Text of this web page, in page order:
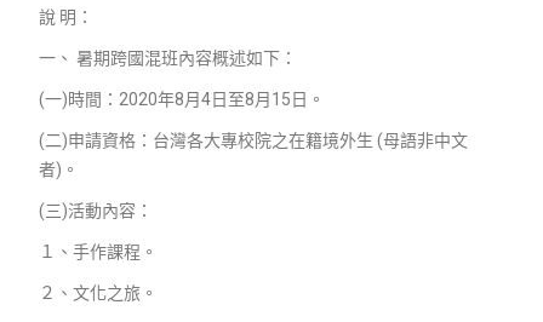
說 明：
一、 暑期跨國混班內容概述如下：
(一)時間：2020年8月4日至8月15日。
(二)申請資格：台灣各大專校院之在籍境外生 (母語非中文
者)。
(三)活動內容：
１、手作課程。
２、文化之旅。